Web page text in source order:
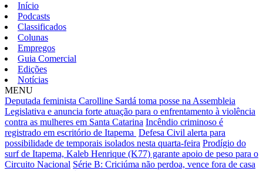
Início
Podcasts
Classificados
Colunas
Empregos
Guia Comercial
Edições
Notícias
MENU
Deputada feminista Carolline Sardá toma posse na Assembleia
Legislativa e anuncia forte atuação para o enfrentamento à violência
contra as mulheres em Santa Catarina Incêndio criminoso é
registrado em escritório de Itapema Defesa Civil alerta para
possibilidade de temporais isolados nesta quarta-feira Prodígio do
surf de Itapema, Kaleb Henrique (K77) garante apoio de peso para o
Circuito Nacional Série B: Criciúma não perdoa, vence fora de casa